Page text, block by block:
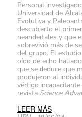
Personal
Universidad de
Evolutiva y
descubierto el
neandertales y que
sobrevivió más de
del grupo. El
oído derecho
que se deduce que
produjeron al
vértigo
revista Science
LEER MÁS